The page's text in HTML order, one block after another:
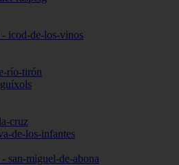
- icod-de-los-vinos
río-tirón
cruz
de-los-infantes
san-miguel-de-abona